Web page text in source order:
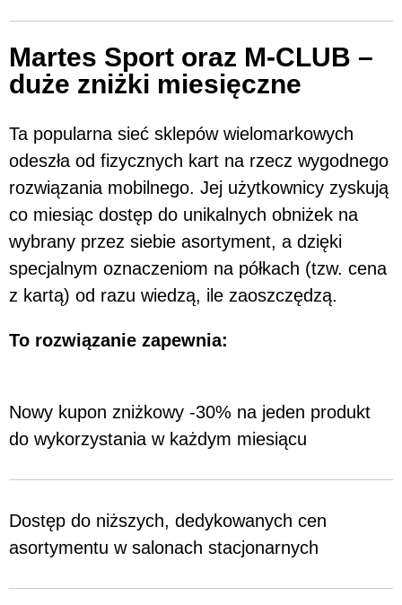
Martes Sport oraz M-CLUB –
duże zniżki miesięczne
Ta popularna sieć sklepów wielomarkowych
odeszła od fizycznych kart na rzecz wygodnego
rozwiązania mobilnego. Jej użytkownicy zyskują
co miesiąc dostęp do unikalnych obniżek na
wybrany przez siebie asortyment, a dzięki
specjalnym oznaczeniom na półkach (tzw. cena
z kartą) od razu wiedzą, ile zaoszczędzą.
To rozwiązanie zapewnia:
Nowy kupon zniżkowy -30% na jeden produkt
do wykorzystania w każdym miesiącu
Dostęp do niższych, dedykowanych cen
asortymentu w salonach stacjonarnych